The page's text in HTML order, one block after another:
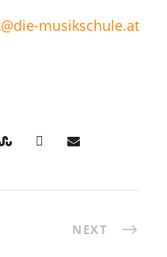
musikschule.at
NEXT